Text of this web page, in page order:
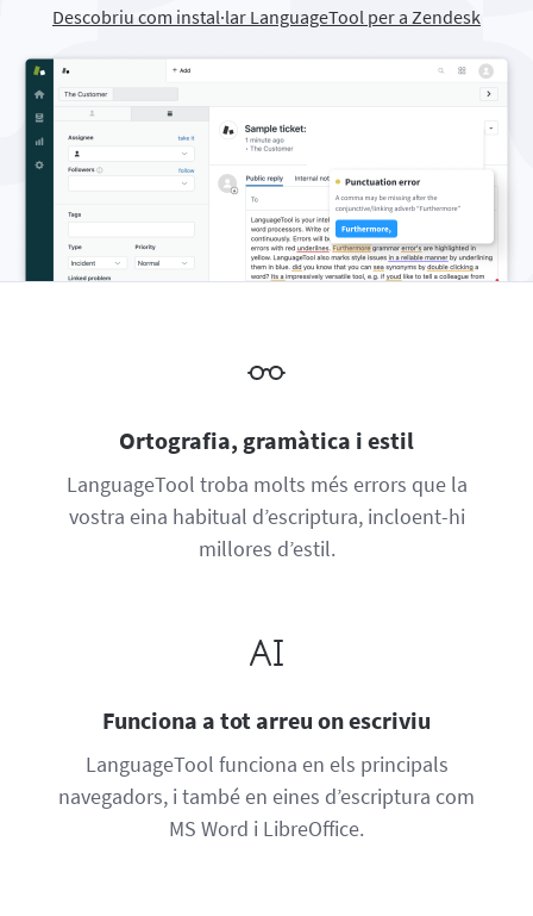
Firefox
Opera
Outlook
BETA
Apple Mail
Thunderbird
Google Docs
Apple Pages
LibreOffice
Aplicacions
Windows
Per a empreses
Per a desenvolupadors
Blog
Oportunitats laborals
Descobriu com instal·lar LanguageTool per a Zendesk
Ortografia, gramàtica i estil
LanguageTool troba molts més errors que la
vostra eina habitual d’escriptura, incloent-hi
millores d’estil.
Funciona a tot arreu on escriviu
LanguageTool funciona en els principals
navegadors, i també en eines d’escriptura com
MS Word i LibreOffice.